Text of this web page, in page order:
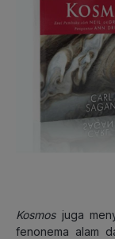
Kosmosjuga
fenonema alam